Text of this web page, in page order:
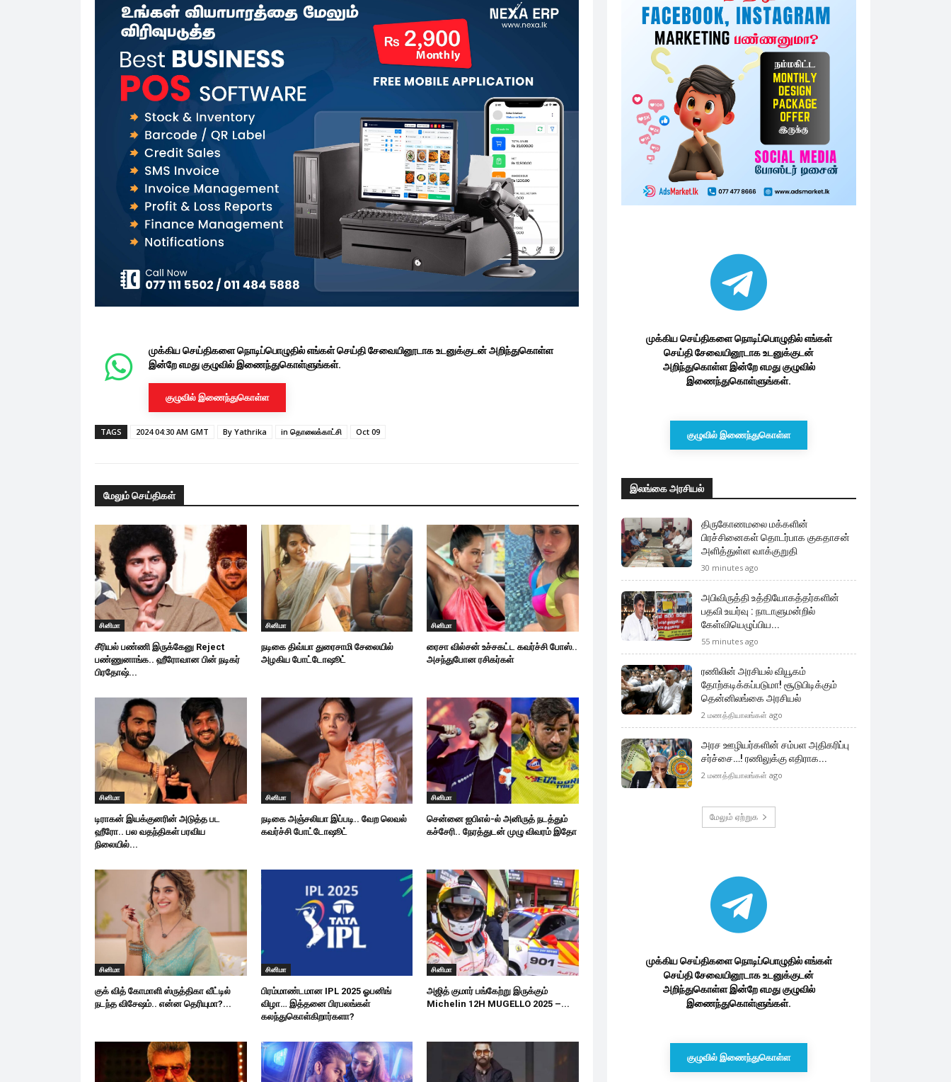
முக்கிய செய்திகளை நொடிப்பொழுதில் எங்கள் செய்தி சேவையினூடாக உடனுக்குடன் அறிந்துகொள்ள
இன்றே எமது குழுவில் இணைந்துகொள்ளுங்கள்.
குழுவில் இணைந்துகொள்ள
TAGS 2024 04:30 AM GMT By Yathrika in தொலைக்காட்சி Oct 09
மேலும் செய்திகள்
சினிமா
சீரியல் பண்ணி இருக்கேனு Reject
பண்ணுனாங்க.. ஹீரோவான பின் நடிகர்
பிரதோஷ்...
சினிமா
நடிகை திவ்யா துரைசாமி சேலையில்
அழகிய போட்டோஷூட்
சினிமா
ரைசா வில்சன் உச்சகட்ட கவர்ச்சி போஸ்..
அசந்துபோன ரசிகர்கள்
சினிமா
டிராகன் இயக்குனரின் அடுத்த பட
ஹீரோ.. பல வதந்திகள் பரவிய
நிலையில்...
சினிமா
நடிகை அஞ்சலியா இப்படி.. வேற லெவல்
கவர்ச்சி போட்டோஷூட்
சினிமா
சென்னை ஐபிஎல்-ல் அனிருத் நடத்தும்
கச்சேரி.. நேரத்துடன் முழு விவரம் இதோ
சினிமா
குக் வித் கோமாளி ஸ்ருத்திகா வீட்டில்
நடந்த விசேஷம்.. என்ன தெரியுமா?...
சினிமா
பிரம்மாண்டமான IPL 2025 ஓபனிங்
விழா… இத்தனை பிரபலங்கள்
கலந்துகொள்கிறார்களா?
சினிமா
அஜித் குமார் பங்கேற்று இருக்கும்
Michelin 12H MUGELLO 2025 –...
முக்கிய செய்திகளை நொடிப்பொழுதில் எங்கள்
செய்தி சேவையினூடாக உடனுக்குடன்
அறிந்துகொள்ள இன்றே எமது குழுவில்
இணைந்துகொள்ளுங்கள்.
குழுவில் இணைந்துகொள்ள
இலங்கை அரசியல்
திருகோணமலை மக்களின்
பிரச்சினைகள் தொடர்பாக குகதாசன்
அளித்துள்ள வாக்குறுதி
30 minutes ago
அபிவிருத்தி உத்தியோகத்தர்களின்
பதவி உயர்வு : நாடாளுமன்றில்
கேள்வியெழுப்பிய...
55 minutes ago
ரணிலின் அரசியல் வியூகம்
தோற்கடிக்கப்படுமா! சூடுபிடிக்கும்
தென்னிலங்கை அரசியல்
2 மணத்தியாலங்கள் ago
அரச ஊழியர்களின் சம்பள அதிகரிப்பு
சர்ச்சை…! ரணிலுக்கு எதிராக...
2 மணத்தியாலங்கள் ago
மேலும் ஏற்றுக
முக்கிய செய்திகளை நொடிப்பொழுதில் எங்கள்
செய்தி சேவையினூடாக உடனுக்குடன்
அறிந்துகொள்ள இன்றே எமது குழுவில்
இணைந்துகொள்ளுங்கள்.
குழுவில் இணைந்துகொள்ள